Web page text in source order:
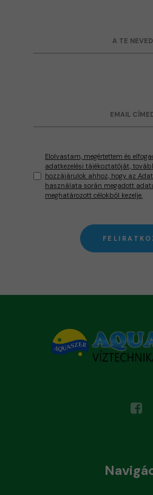
Elolvastam, megértettem és
adatkezelési tájékoztatóját,
hozzájárulok ahhoz, hogy az
használata során megadott
meghatározott célokból kezelje.